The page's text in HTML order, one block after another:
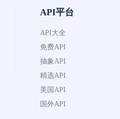
API平台
API大全
免费API
抽象API
精选API
美国API
国外API